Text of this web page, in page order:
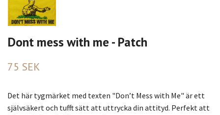
Dont mess with me - Patch
75 SEK
Det här tygmärket med texten "Don’t Mess with Me" är ett
självsäkert och tufft sätt att uttrycka din attityd. Perfekt att